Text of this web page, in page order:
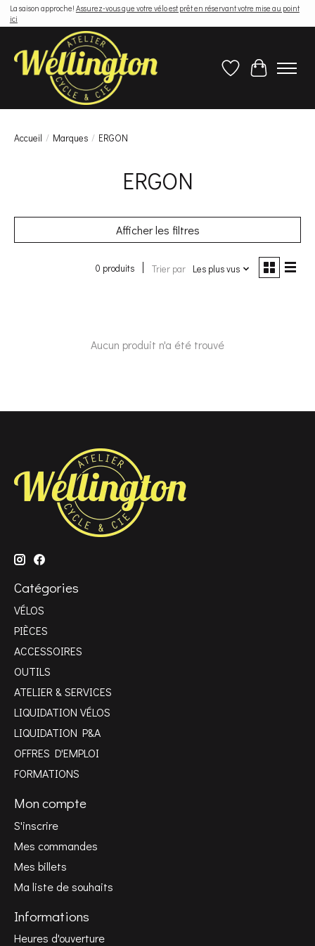
La saison approche! Assurez-vous que votre vélo est prêt en réservant votre mise au point
ici
Liste de souhaits
Panier
Accueil / Marques / ERGON
ERGON
Afficher les filtres
0 produits Trier par Les plus vus
Aucun produit n'a été trouvé
Catégories
VÉLOS
PIÈCES
ACCESSOIRES
OUTILS
ATELIER & SERVICES
LIQUIDATION VÉLOS
LIQUIDATION P&A
OFFRES D'EMPLOI
FORMATIONS
Mon compte
S'inscrire
Mes commandes
Mes billets
Ma liste de souhaits
Informations
Heures d'ouverture